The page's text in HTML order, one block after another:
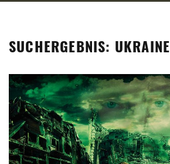
SUCHERGEBNIS: UKRAINE